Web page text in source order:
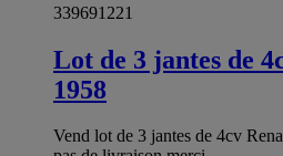
339691221
Lot de 3 jantes de
1958
Vend lot de 3 jantes de 4cv